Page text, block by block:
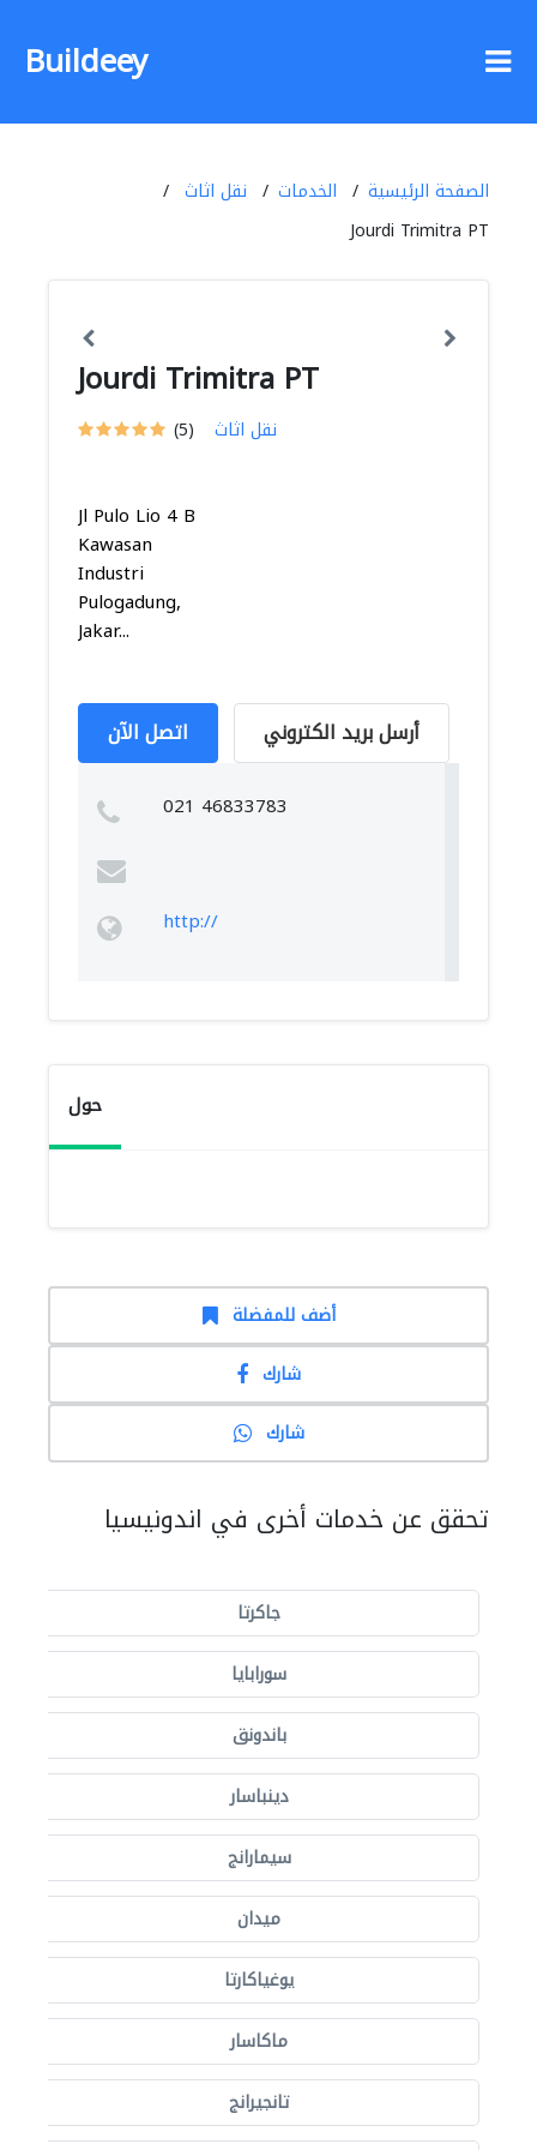
Buildeey
الصفحة الرئيسية الخدمات
نقل اثاث
Jourdi Trimitra PT
Jourdi Trimitra PT
(5) نقل اثاث
Jl Pulo Lio 4 B
Kawasan
Industri
Pulogadung,
Jakar...
اتصل الآن أرسل بريد الكتروني
021 46833783
http://
حول
أضف للمفضلة
شارك
شارك
تحقق عن خدمات أخرى في اندونيسيا
جاكرتا
سورابايا
باندونق
دينباسار
سيمارانج
ميدان
يوغياكارتا
ماكاسار
تانجيرانج